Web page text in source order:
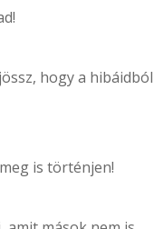
hogy a hibáidból
is történjen!